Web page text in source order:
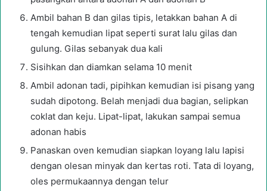
Ambil bahan B dan gilas tipis, letakkan bahan A di
tengah kemudian lipat seperti surat lalu gilas dan
gulung. Gilas sebanyak dua kali
Sisihkan dan diamkan selama 10 menit
Ambil adonan tadi, pipihkan kemudian isi pisang yang
sudah dipotong. Belah menjadi dua bagian, selipkan
coklat dan keju. Lipat-lipat, lakukan sampai semua
adonan habis
Panaskan oven kemudian siapkan loyang lalu lapisi
dengan olesan minyak dan kertas roti. Tata di loyang,
oles permukaannya dengan telur